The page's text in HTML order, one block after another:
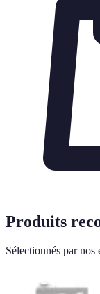
Produits
Sélectionnés par nos